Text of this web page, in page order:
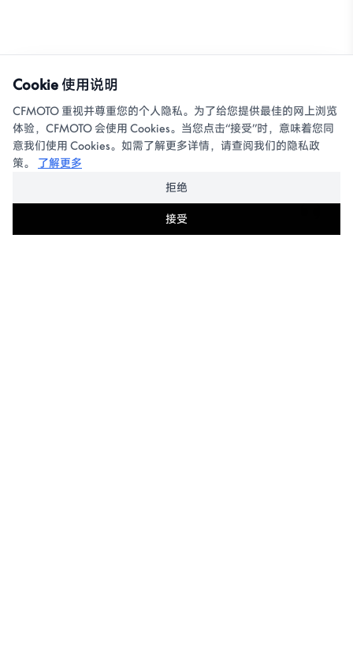
Cookie 使用说明
CFMOTO 重视并尊重您的个人隐私。为了给您提供最佳的网上浏览
体验，CFMOTO 会使用 Cookies。当您点击“接受”时，意味着您同
意我们使用 Cookies。如需了解更多详情，请查阅我们的隐私政
策。
了解更多
拒绝
接受